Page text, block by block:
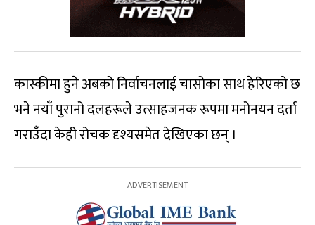
कास्कीमा हुने अबको निर्वाचनलाई चासोका साथ हेरिएको छ
भने नयाँ पुरानो दलहरूले उत्साहजनक रूपमा मनोनयन दर्ता
गराउँदा केही रोचक दृश्यसमेत देखिएका छन् ।